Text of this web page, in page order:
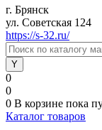
г. Брянск
ул. Советская 124
https://s-32.ru/
0
0
0 В корзине пока
Каталог товаров